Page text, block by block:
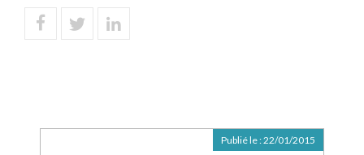
Publié le :22/01/2015